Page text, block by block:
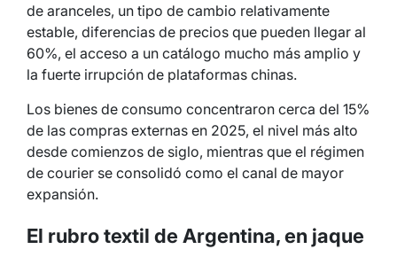
de aranceles, un tipo de cambio relativamente
estable, diferencias de precios que pueden llegar al
60%, el acceso a un catálogo mucho más amplio y
la fuerte irrupción de plataformas chinas.
Los bienes de consumo concentraron cerca del 15%
de las compras externas en 2025, el nivel más alto
desde comienzos de siglo, mientras que el régimen
de courier se consolidó como el canal de mayor
expansión.
El rubro textil de Argentina, en jaque